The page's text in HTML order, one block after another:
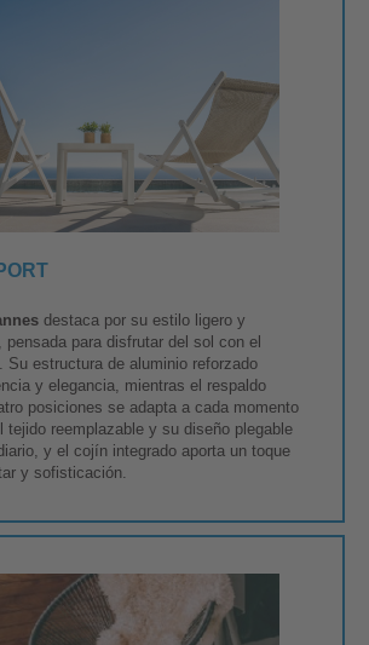
destaca por su estilo ligero y
pensada para disfrutar del sol con el
Su estructura de aluminio reforzado
y elegancia, mientras el respaldo
posiciones se adapta a cada momento
tejido reemplazable y su diseño plegable
y el cojín integrado aporta un toque
y sofisticación.